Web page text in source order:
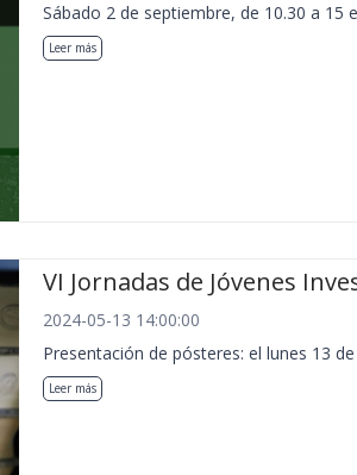
Sábado 2 de septiembre, de 10.30 a 15
Leer más
VI Jornadas de Jóvenes
2024-05-13 14:00:00
Presentación de pósteres: el lunes 13
Leer más